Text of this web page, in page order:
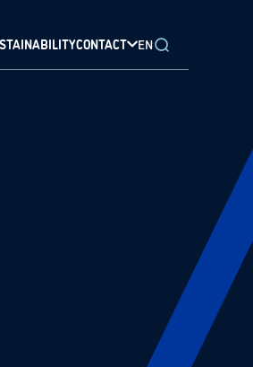
CONTACT EN